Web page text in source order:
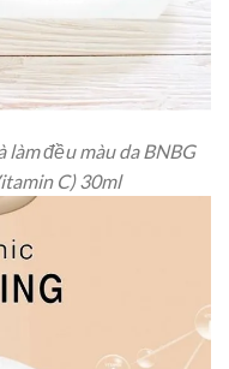
làm đều màu da BNBG
C) 30ml